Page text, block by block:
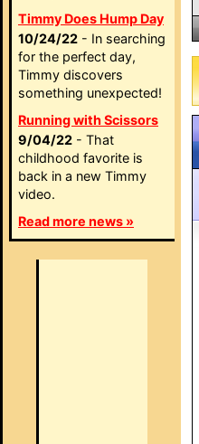
Timmy Does Hump Day
10/24/22 - In searching
for the perfect day,
Timmy discovers
something unexpected!
Running with Scissors
9/04/22 - That
childhood favorite is
back in a new Timmy
video.
Read more news »